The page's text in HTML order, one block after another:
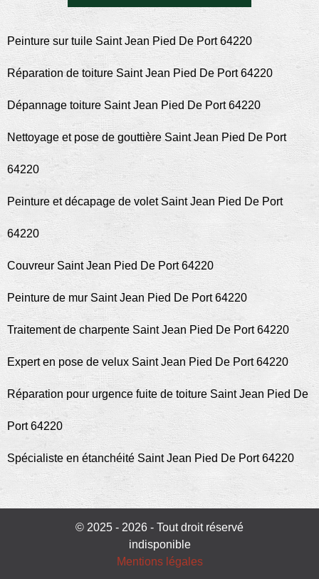
Peinture sur tuile Saint Jean Pied De Port 64220
Réparation de toiture Saint Jean Pied De Port 64220
Dépannage toiture Saint Jean Pied De Port 64220
Nettoyage et pose de gouttière Saint Jean Pied De Port
64220
Peinture et décapage de volet Saint Jean Pied De Port
64220
Couvreur Saint Jean Pied De Port 64220
Peinture de mur Saint Jean Pied De Port 64220
Traitement de charpente Saint Jean Pied De Port 64220
Expert en pose de velux Saint Jean Pied De Port 64220
Réparation pour urgence fuite de toiture Saint Jean Pied De
Port 64220
Spécialiste en étanchéité Saint Jean Pied De Port 64220
© 2025 - 2026 - Tout droit réservé
indisponible
Mentions légales